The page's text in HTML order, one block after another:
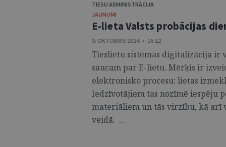
TIESU ADMINISTRĀCIJA
JAUNUMI
E-lieta Valsts probācijas
9. OKTOBRIS 2024 • 16:12
Tieslietu sistēmas digitalizācija ir
saucam par E-lietu. Mērķis ir
elektronisko procesu: lietas
Iedzīvotājiem tas nozīmē iespēju
materiāliem un tās virzību, kā
veidā. ...